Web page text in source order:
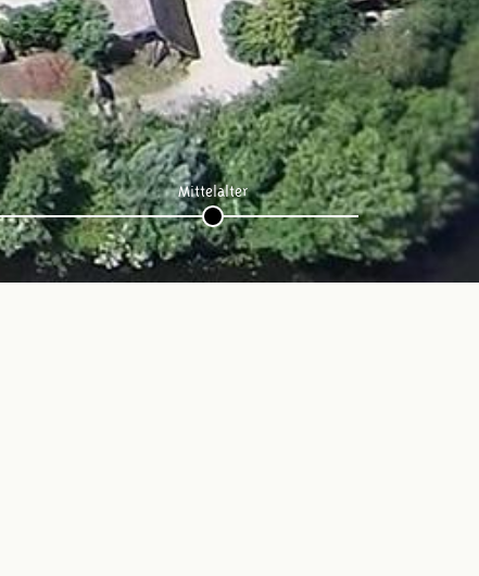
Mittelalter